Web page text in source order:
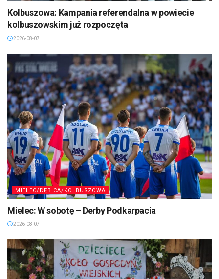
Kolbuszowa: Kampania referendalna w powiecie
kolbuszowskim już rozpoczęta
2026-08-07
MIELEC/DĘBICA/KOLBUSZOWA
Mielec: W sobotę – Derby Podkarpacia
2026-08-07